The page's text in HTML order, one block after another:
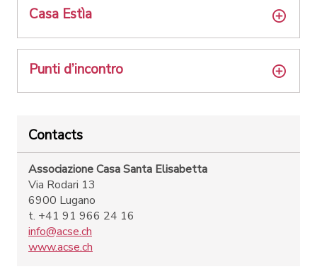
Casa Estìa
Punti d’incontro
Contacts
Associazione Casa Santa Elisabetta
Via Rodari 13
6900 Lugano
t. +41 91 966 24 16
info@acse.ch
www.acse.ch